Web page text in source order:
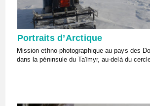
Portraits d’Arctique
Mission ethno-photographique au pays des
dans la péninsule du Taïmyr, au-delà du